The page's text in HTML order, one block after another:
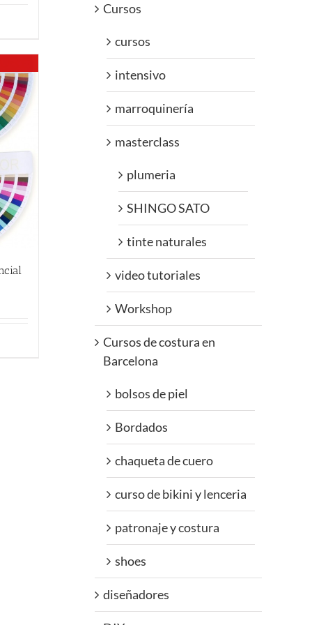
Cursos
cursos
intensivo
marroquinería
masterclass
plumeria
SHINGO SATO
tinte naturales
video tutoriales
Workshop
Cursos de costura en
Barcelona
bolsos de piel
Bordados
chaqueta de cuero
curso de bikini y lenceria
patronaje y costura
shoes
diseñadores